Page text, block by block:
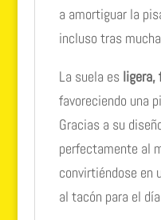
a amortiguar la
incluso tras
La suela es ligera,
favoreciendo una
Gracias a su
perfectamente al
convirtiéndose en
al tacón para el